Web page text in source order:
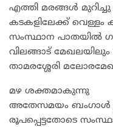
എത്തി മരങ്ങൾ മുറിച്ചു
കടകളിലേക്ക് വെള്ളം
സംസ്ഥാന പാതയിൽ
വിലങ്ങാട്
താമരശ്ശേരി
മഴ ശക്തമാകുന്നു
അതേസമയം ബംഗാൾ
രൂപപ്പെട്ടതോടെ